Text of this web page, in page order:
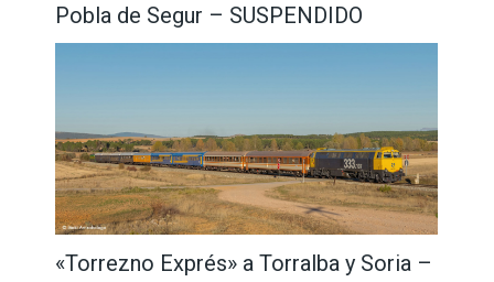
Pobla de Segur – SUSPENDIDO
«Torrezno Exprés» a Torralba y Soria –